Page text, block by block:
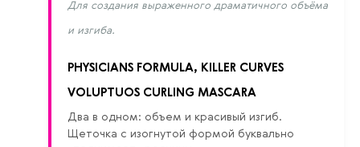
Для создания выраженного драматичного объёма
и изгиба.
PHYSICIANS FORMULA, KILLER CURVES
VOLUPTUOS CURLING MASCARA
Два в одном: объем и красивый изгиб.
Щеточка с изогнутой формой буквально